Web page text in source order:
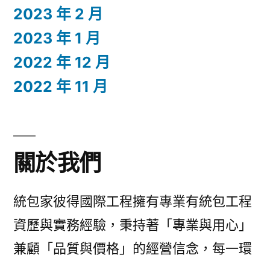
2023 年 2 月
2023 年 1 月
2022 年 12 月
2022 年 11 月
關於我們
統包家彼得國際工程擁有專業有統包工程
資歷與實務經驗，秉持著「專業與用心」
兼顧「品質與價格」的經營信念，每一環